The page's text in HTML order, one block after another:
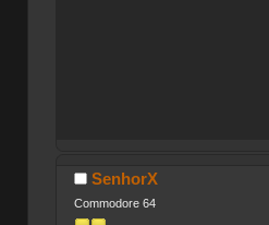
SenhorX
Commodore 64